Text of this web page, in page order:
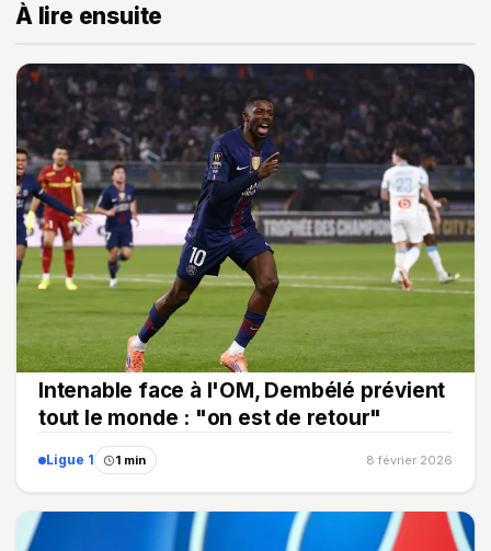
À lire ensuite
Intenable face à l'OM, Dembélé prévient
tout le monde : "on est de retour"
Ligue 1 1 min 8 février 2026